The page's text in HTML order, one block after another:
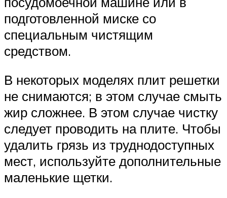
подготовленной миске со
специальным чистящим
средством.
В некоторых моделях плит решетки
не снимаются; в этом случае смыть
жир сложнее. В этом случае чистку
следует проводить на плите. Чтобы
удалить грязь из труднодоступных
мест, используйте дополнительные
маленькие щетки.